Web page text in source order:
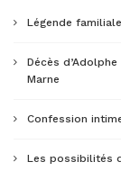
Légende
Décès
Marne
Confession
Les possibilités